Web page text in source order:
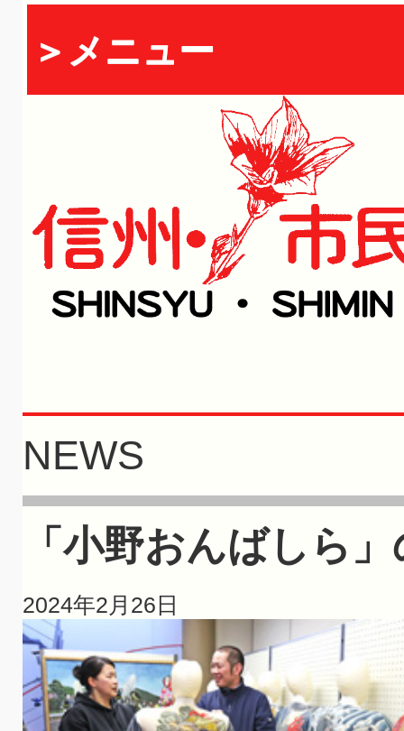
＞メニュー
NEWS
「小野おんばしら
2024年2月26日